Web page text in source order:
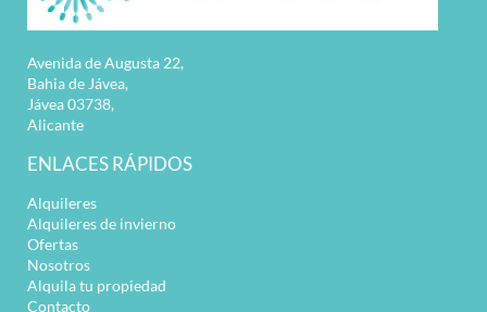
Avenida de Augusta 22,
Bahia de Jávea,
Jávea 03738,
Alicante
ENLACES RÁPIDOS
Alquileres
Alquileres de invierno
Ofertas
Nosotros
Alquila tu propiedad
Contacto